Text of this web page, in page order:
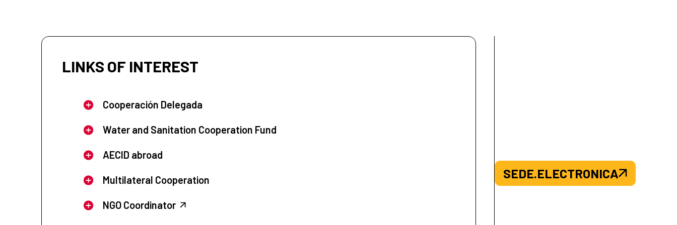
LINKS OF INTEREST
Cooperación Delegada
Water and Sanitation Cooperation Fund
AECID abroad
Multilateral Cooperation
NGO Coordinator
SEDE.ELECTRONICA